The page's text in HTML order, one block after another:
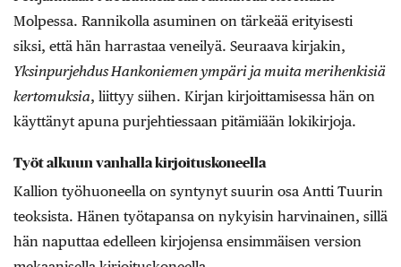
Molpessa. Rannikolla asuminen on tärkeää erityisesti
siksi, että hän harrastaa veneilyä. Seuraava kirjakin,
Yksinpurjehdus Hankoniemen ympäri ja muita merihenkisiä
kertomuksia, liittyy siihen. Kirjan kirjoittamisessa hän on
käyttänyt apuna purjehtiessaan pitämiään lokikirjoja.
Työt alkuun vanhalla kirjoituskoneella
Kallion työhuoneella on syntynyt suurin osa Antti Tuurin
teoksista. Hänen työtapansa on nykyisin harvinainen, sillä
hän naputtaa edelleen kirjojensa ensimmäisen version